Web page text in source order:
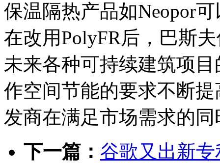
保温隔热产品如Neopor
在改用PolyFR后，巴斯
未来各种可持续建筑项
作空间节能的要求不断
发商在满足市场需求的
下一篇： 谷歌又出新